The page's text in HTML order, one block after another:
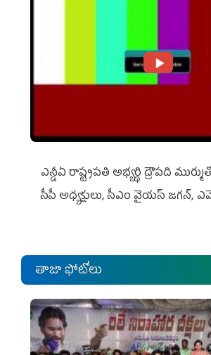
ఎన్డీఏ రాష్ట్ర‌ప‌తి అభ్య‌ర్థి ద్రౌప‌ది
సీపీ అధ్య‌క్షులు, సీఎం వైయ‌స్ జ‌గ‌న్,
తాజా ఫోటోలు